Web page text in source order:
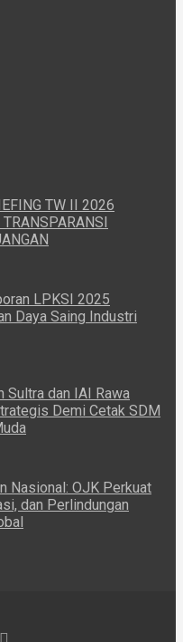
TW II 2026
LPKSI 2025
Daya Saing Industri
Sultra dan IAI Rawa
Demi Cetak SDM
Nasional: OJK Perkuat
dan Perlindungan